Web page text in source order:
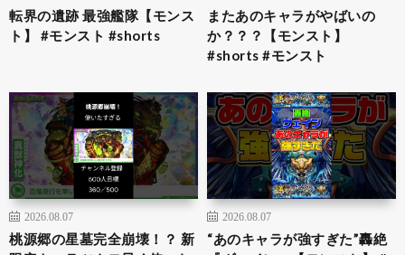
転界の遺跡 最強艦隊【モンス
ト】 #モンスト #shorts
またあのキャラがやばいの
か？？？【モンスト】
#shorts #モンスト
2026.08.07
桃源郷の星墓完全崩壊！？ 新
2026.08.07
“あのキャラが強すぎた”轟絶